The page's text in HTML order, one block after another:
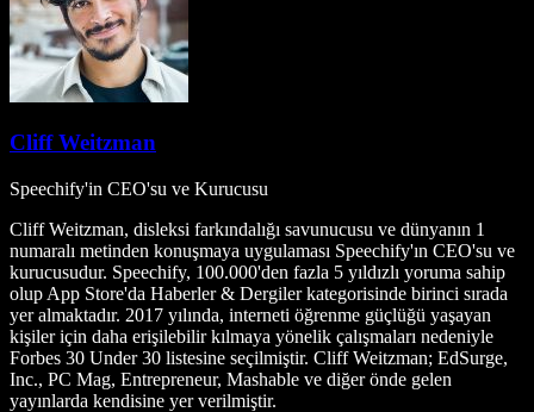
Cliff Weitzman
Speechify'in CEO'su ve Kurucusu
Cliff Weitzman, disleksi farkındalığı savunucusu ve dünyanın 1
numaralı metinden konuşmaya uygulaması Speechify'ın CEO'su ve
kurucusudur. Speechify, 100.000'den fazla 5 yıldızlı yoruma sahip
olup App Store'da Haberler & Dergiler kategorisinde birinci sırada
yer almaktadır. 2017 yılında, interneti öğrenme güçlüğü yaşayan
kişiler için daha erişilebilir kılmaya yönelik çalışmaları nedeniyle
Forbes 30 Under 30 listesine seçilmiştir. Cliff Weitzman; EdSurge,
Inc., PC Mag, Entrepreneur, Mashable ve diğer önde gelen
yayınlarda kendisine yer verilmiştir.